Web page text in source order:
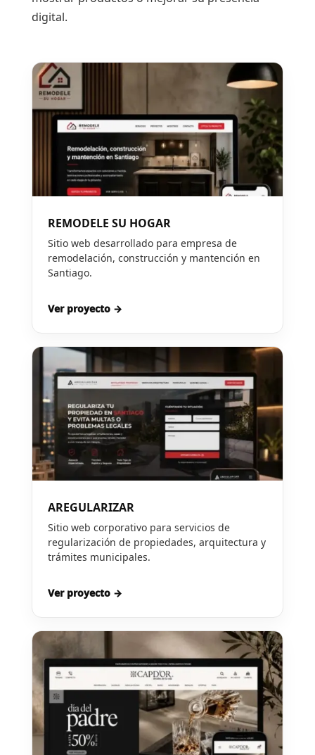
digital.
REMODELE SU HOGAR
Sitio web desarrollado para empresa de
remodelación, construcción y mantención en
Santiago.
Ver proyecto →
AREGULARIZAR
Sitio web corporativo para servicios de
regularización de propiedades, arquitectura y
trámites municipales.
Ver proyecto →